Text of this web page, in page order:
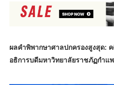
ผลคำพิพากษาศาลปกครองสูงสุด:
อธิการบดีมหาวิทยาลัยราชภัฏกำแ